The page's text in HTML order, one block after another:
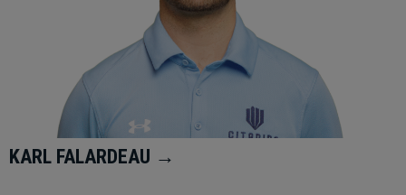
KARL FALARDEAU →